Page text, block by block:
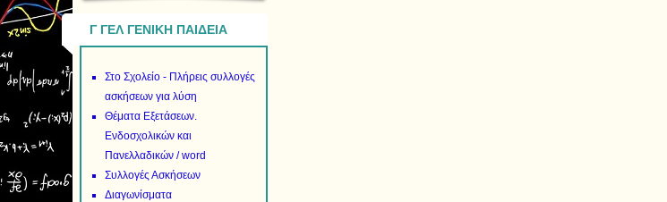
Γ ΓΕΛ ΓΕΝΙΚΗ ΠΑΙΔΕΙΑ
Στο Σχολείο - Πλήρεις συλλογές
ασκήσεων για λύση
Θέματα Εξετάσεων.
Ενδοσχολικών και
Πανελλαδικών / word
Συλλογές Ασκήσεων
Διαγωνίσματα